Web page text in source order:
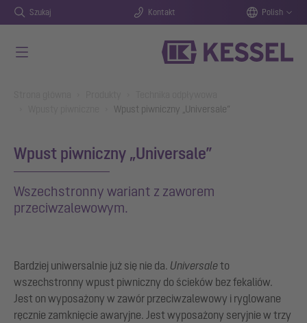
Szukaj Kontakt Polish
Wpust piwniczny „Universale”
Wpust piwniczny „Universale”
Wszechstronny wariant z zaworem
przeciwzalewowym.
Bardziej uniwersalnie już się nie da. Universaleto
wszechstronny wpust piwniczny do ścieków bez fekaliów.
Jest on wyposażony w zawór przeciwzalewowy i ryglowane
ręcznie zamknięcie awaryjne. Jest wyposażony seryjnie w trzy